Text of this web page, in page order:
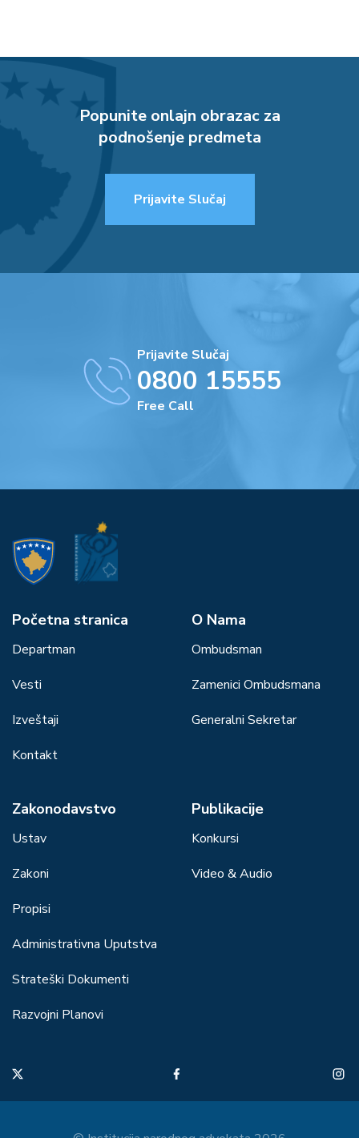
Popunite onlajn obrazac za
podnošenje predmeta
Prijavite Slučaj
Prijavite Slučaj
0800 15555
Free Call
Početna stranica
Departman
Vesti
Izveštaji
Kontakt
О Nama
Ombudsman
Zamenici Ombudsmana
Generalni Sekretar
Zakonodavstvo
Ustav
Zakoni
Propisi
Administrativna Uputstva
Strateški Dokumenti
Razvojni Planovi
Publikacije
Konkursi
Video & Audio